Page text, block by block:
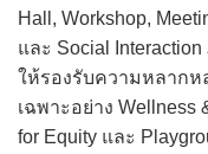
Hall, Workshop,
และ Social
ให้รองรับความหลากห
เฉพาะอย่าง Wellness
for Equity และ